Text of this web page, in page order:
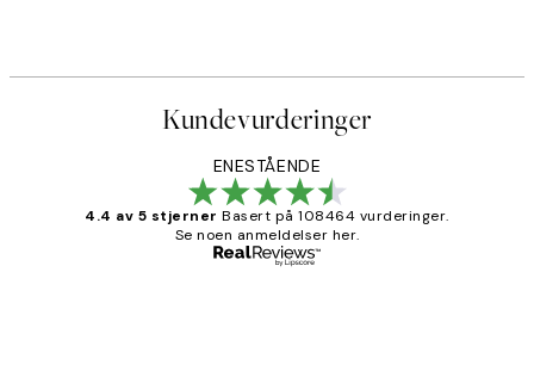
Kundevurderinger
ENESTÅENDE
4.4 av 5 stjerner Basert på 108464 vurderinger.
Se noen anmeldelser her.